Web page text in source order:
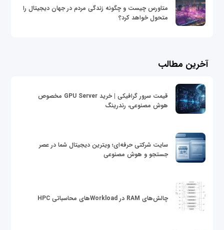
متاورس چیست و چگونه زندگی مردم در جهان دیجیتال را
متحول خواهد کرد؟
آخرین مطالب
قیمت سرور گرافیکی | خرید GPU Server مخصوص
هوش مصنوعی، رندرینگ
سایت شرکتی حرفه‌ای؛ ویترین دیجیتال شما در عصر
جستجو و هوش مصنوعی
چالش‌های RAM در Workloadهای محاسباتی HPC